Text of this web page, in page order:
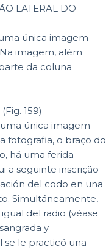
LATERAL DO
única imagem
imagem, além
da coluna
159)
única imagem
fotografia, o braço do
há uma ferida
a seguinte inscrição
Simultáneamente,
del radio (véase
y
se le practicó una